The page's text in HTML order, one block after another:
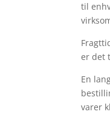
til
er det
En
varer